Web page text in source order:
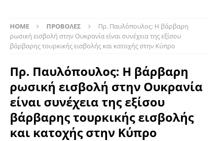
HOME ΠΡΟΒΟΛΕΣ
Πρ. Παυλόπουλος: Η βάρβαρη
ρωσική εισβολή στην Ουκρανία είναι συνέχεια της εξίσου
βάρβαρης τουρκικής εισβολής και κατοχής στην Κύπρο
Πρ. Παυλόπουλος: Η βάρβαρη
ρωσική εισβολή στην Ουκρανία
είναι συνέχεια της εξίσου
βάρβαρης τουρκικής εισβολής
και κατοχής στην Κύπρο